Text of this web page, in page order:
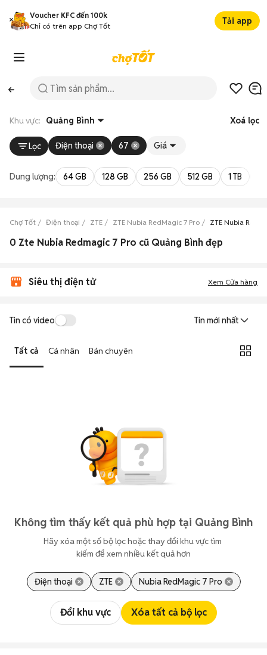
Voucher KFC đến 100k
Chỉ có trên app Chợ Tốt
Tải app
Khu vực: Quảng Bình Xoá lọc
Lọc Điện thoại 67 Giá
Dung lượng: 64 GB 128 GB 256 GB 512 GB 1 TB
Chợ Tốt Điện thoại ZTE ZTE Nubia RedMagic 7 Pro ZTE Nubia
0 Zte Nubia Redmagic 7 Pro cũ Quảng Bình đẹp
Siêu thị điện tử Xem Cửa hàng
Tin có video Tin mới nhất
Tất cả Cá nhân Bán chuyên
Không tìm thấy kết quả phù hợp tại Quảng Bình
Hãy xóa một số bộ lọc hoặc thay đổi khu vực tìm
kiếm để xem nhiều kết quả hơn
Điện thoại ZTE Nubia RedMagic 7 Pro
Đổi khu vực Xóa tất cả bộ lọc